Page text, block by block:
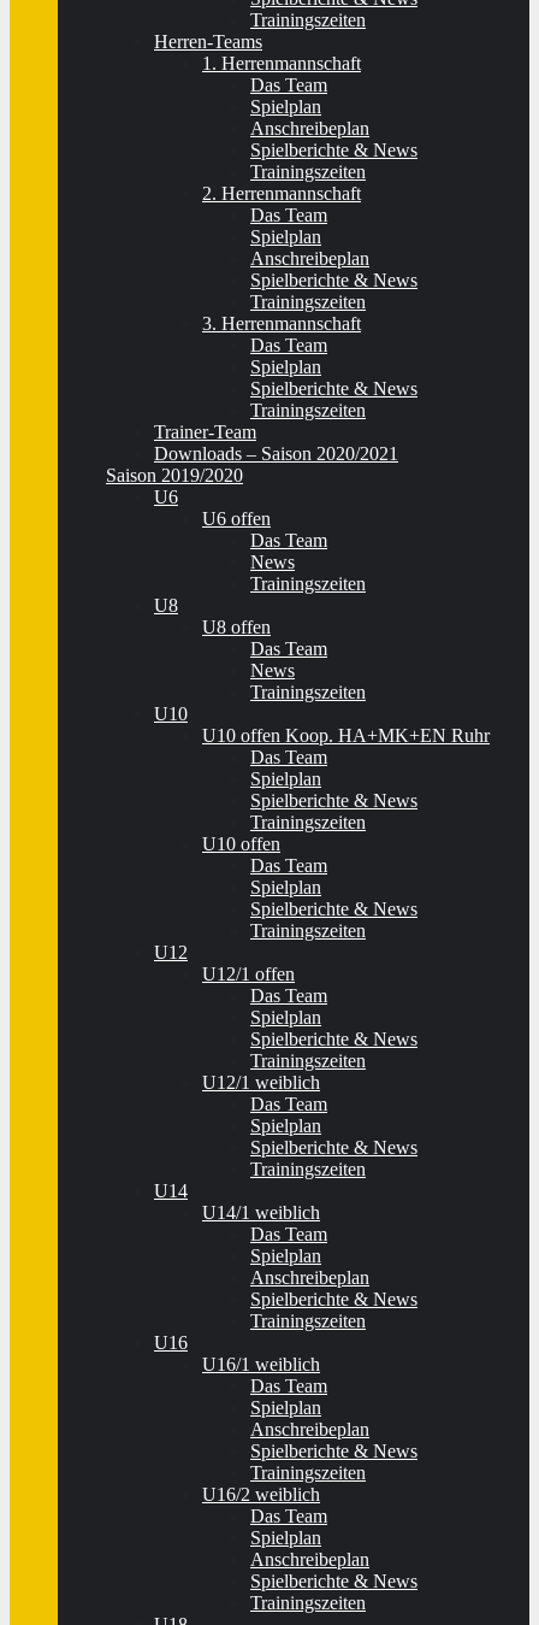
Trainingszeiten
Herren-Teams
1. Herrenmannschaft
Das Team
Spielplan
Anschreibeplan
Spielberichte & News
Trainingszeiten
2. Herrenmannschaft
Das Team
Spielplan
Anschreibeplan
Spielberichte & News
Trainingszeiten
3. Herrenmannschaft
Das Team
Spielplan
Spielberichte & News
Trainingszeiten
Trainer-Team
Downloads – Saison 2020/2021
Saison 2019/2020
U6
U6 offen
Das Team
News
Trainingszeiten
U8
U8 offen
Das Team
News
Trainingszeiten
U10
U10 offen Koop. HA+MK+EN Ruhr
Das Team
Spielplan
Spielberichte & News
Trainingszeiten
U10 offen
Das Team
Spielplan
Spielberichte & News
Trainingszeiten
U12
U12/1 offen
Das Team
Spielplan
Spielberichte & News
Trainingszeiten
U12/1 weiblich
Das Team
Spielplan
Spielberichte & News
Trainingszeiten
U14
U14/1 weiblich
Das Team
Spielplan
Anschreibeplan
Spielberichte & News
Trainingszeiten
U16
U16/1 weiblich
Das Team
Spielplan
Anschreibeplan
Spielberichte & News
Trainingszeiten
U16/2 weiblich
Das Team
Spielplan
Anschreibeplan
Spielberichte & News
Trainingszeiten